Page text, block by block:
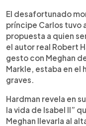
El desafortunado
príncipe Carlos tuvo
propuesta a quien
el autor real Robert
gesto con Meghan
Markle, estaba en el
graves.
Hardman revela en
la vida de Isabel II”
Meghan llevarla al